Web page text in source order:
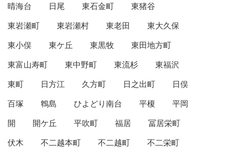
晴海台 日尾 東石金町
東猪谷
東岩瀬町
東岩瀬村 東老田
東大久保
東小俣
東ケ丘 東黒牧
東田地方町
東富山寿町
東中野町 東流杉
東福沢
東町
日方江 久方町 日之出町
日俣
百塚
鵯島 ひよどり南台 平榎
平岡
開
開ケ丘 平吹町 福居
冨居栄町
伏木
不二越本町 不二越町
不二栄町